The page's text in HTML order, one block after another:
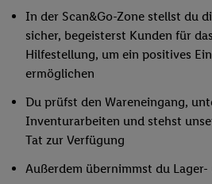
In der Scan&Go-Zone stellst du
sicher, begeisterst Kunden für
Hilfestellung, um ein positives
ermöglichen
Du prüfst den Wareneingang,
Inventurarbeiten und stehst
Tat zur Verfügung
Außerdem übernimmst du